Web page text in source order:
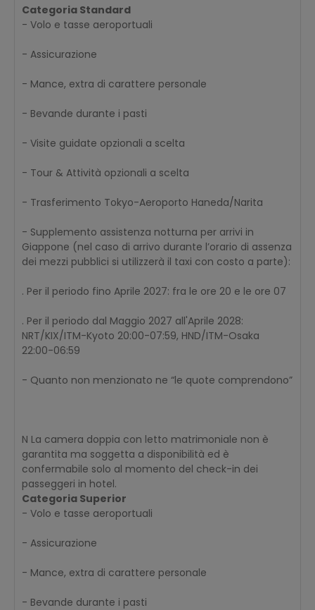
Categoria Standard
- Volo e tasse aeroportuali
- Assicurazione
- Mance, extra di carattere personale
- Bevande durante i pasti
- Visite guidate opzionali a scelta
- Tour & Attività opzionali a scelta
- Trasferimento Tokyo-Aeroporto Haneda/Narita
- Supplemento assistenza notturna per arrivi in
Giappone (nel caso di arrivo durante l’orario di assenza
dei mezzi pubblici si utilizzerà il taxi con costo a parte):
. Per il periodo fino Aprile 2027: fra le ore 20 e le ore 07
. Per il periodo dal Maggio 2027 all'Aprile 2028:
NRT/KIX/ITM-Kyoto 20:00-07:59, HND/ITM-Osaka
22:00-06:59
- Quanto non menzionato ne “le quote comprendono”
N La camera doppia con letto matrimoniale non è
garantita ma soggetta a disponibilità ed è
confermabile solo al momento del check-in dei
passeggeri in hotel.
Categoria Superior
- Volo e tasse aeroportuali
- Assicurazione
- Mance, extra di carattere personale
- Bevande durante i pasti